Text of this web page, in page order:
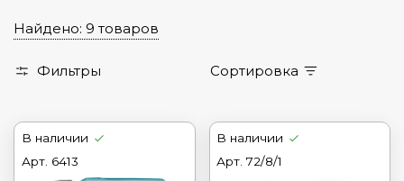
Найдено: 9 товаров
Фильтры Сортировка
В наличии
Арт. 6413
В наличии
Арт. 72/8/1